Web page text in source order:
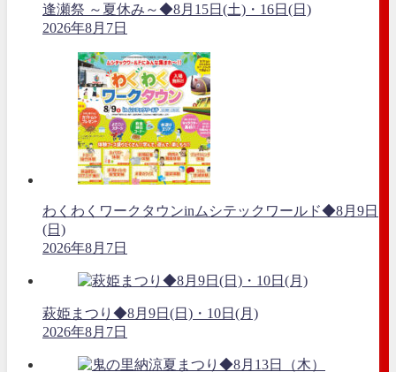
逢瀬祭 ～夏休み～◆8月15日(土)・16日(日)
2026年8月7日
わくわくワークタウンinムシテックワールド◆8月9日
(日)
2026年8月7日
萩姫まつり◆8月9日(日)・10日(月)
2026年8月7日